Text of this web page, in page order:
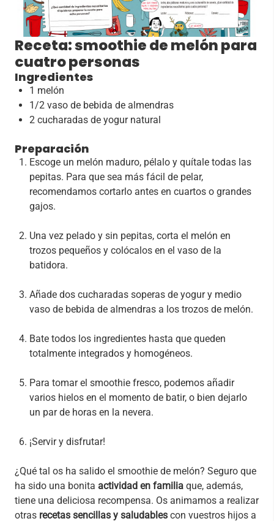
Receta: smoothie de melón para
cuatro personas
Ingredientes
1 melón
1/2 vaso de bebida de almendras
2 cucharadas de yogur natural
Preparación
Escoge un melón maduro, pélalo y quítale todas las
pepitas. Para que sea más fácil de pelar,
recomendamos cortarlo antes en cuartos o grandes
gajos.
Una vez pelado y sin pepitas, corta el melón en
trozos pequeños y colócalos en el vaso de la
batidora.
Añade dos cucharadas soperas de yogur y medio
vaso de bebida de almendras a los trozos de melón.
Bate todos los ingredientes hasta que queden
totalmente integrados y homogéneos.
Para tomar el smoothie fresco, podemos añadir
varios hielos en el momento de batir, o bien dejarlo
un par de horas en la nevera.
¡Servir y disfrutar!
¿Qué tal os ha salido el smoothie de melón? Seguro que
ha sido una bonita actividad en familia que, además,
tiene una deliciosa recompensa. Os animamos a realizar
otras recetas sencillas y saludables con vuestros hijos a